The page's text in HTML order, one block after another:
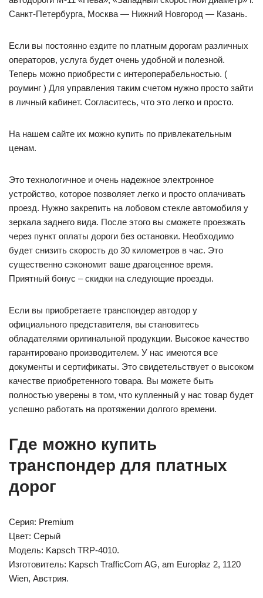
Санкт-Петербурга, Москва — Нижний Новгород — Казань.
Если вы постоянно ездите по платным дорогам различных
операторов, услуга будет очень удобной и полезной.
Теперь можно приобрести с интероперабельностью. (
роуминг ) Для управления таким счетом нужно просто зайти
в личный кабинет. Согласитесь, что это легко и просто.
На нашем сайте их можно купить по привлекательным
ценам.
Это технологичное и очень надежное электронное
устройство, которое позволяет легко и просто оплачивать
проезд. Нужно закрепить на лобовом стекле автомобиля у
зеркала заднего вида. После этого вы сможете проезжать
через пункт оплаты дороги без остановки. Необходимо
будет снизить скорость до 30 километров в час. Это
существенно сэкономит ваше драгоценное время.
Приятный бонус – скидки на следующие проезды.
Если вы приобретаете транспондер автодор у
официального представителя, вы становитесь
обладателями оригинальной продукции. Высокое качество
гарантировано производителем. У нас имеются все
документы и сертификаты. Это свидетельствует о высоком
качестве приобретенного товара. Вы можете быть
полностью уверены в том, что купленный у нас товар будет
успешно работать на протяжении долгого времени.
Где можно купить
транспондер для платных
дорог
Серия: Premium
Цвет: Серый
Модель: Kapsch TRP-4010.
Изготовитель: Kapsch TrafficCom AG, am Europlaz 2, 1120
Wien, Австрия.